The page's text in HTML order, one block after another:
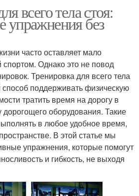
всего тела стоя:
упражнения без
часто оставляет мало
Однако это не повод
Тренировка для всего тела
поддерживать физическую
тратить время на дорогу в
дорогощего оборудования. Такие
в любое удобное время,
В этой статье мы
упражнения, которые помогут
и гибкость, не выходя